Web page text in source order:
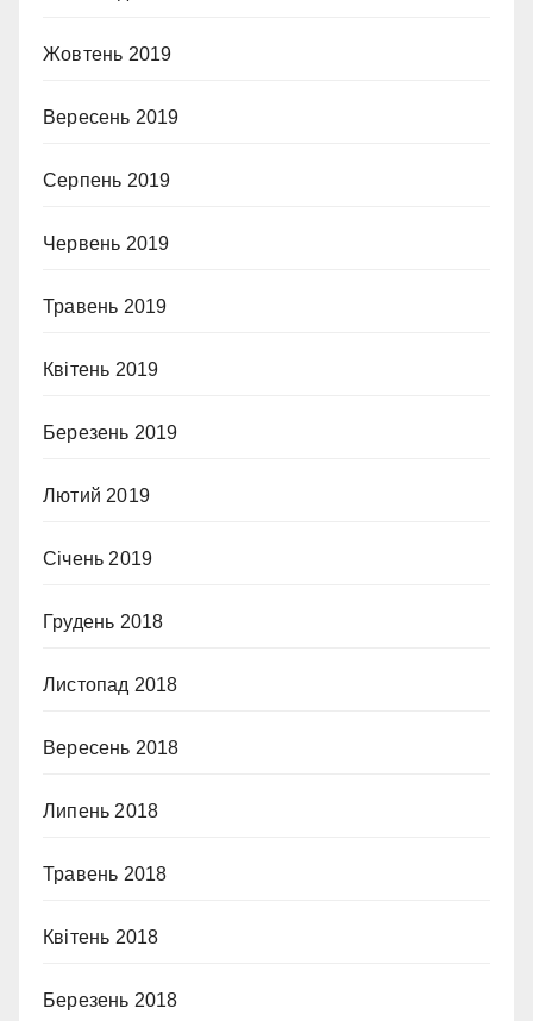
Жовтень 2019
Вересень 2019
Серпень 2019
Червень 2019
Травень 2019
Квітень 2019
Березень 2019
Лютий 2019
Січень 2019
Грудень 2018
Листопад 2018
Вересень 2018
Липень 2018
Травень 2018
Квітень 2018
Березень 2018